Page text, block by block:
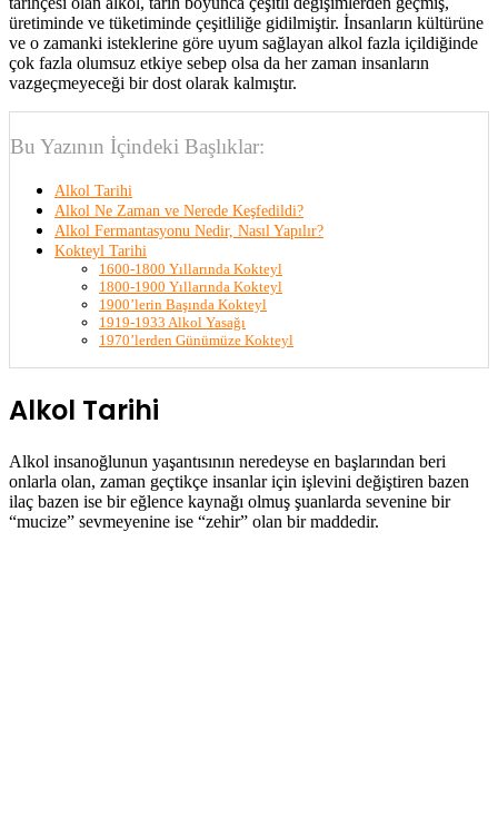
üretiminde ve tüketiminde çeşitliliğe gidilmiştir. İnsanların kültürüne
ve o zamanki isteklerine göre uyum sağlayan alkol fazla içildiğinde
çok fazla olumsuz etkiye sebep olsa da her zaman insanların
vazgeçmeyeceği bir dost olarak kalmıştır.
Bu Yazının İçindeki Başlıklar:
Alkol Tarihi
Alkol Ne Zaman ve Nerede Keşfedildi?
Alkol Fermantasyonu Nedir, Nasıl Yapılır?
Kokteyl Tarihi
1600-1800 Yıllarında Kokteyl
1800-1900 Yıllarında Kokteyl
1900’lerin Başında Kokteyl
1919-1933 Alkol Yasağı
1970’lerden Günümüze Kokteyl
Alkol Tarihi
Alkol insanoğlunun yaşantısının neredeyse en başlarından beri
onlarla olan, zaman geçtikçe insanlar için işlevini değiştiren bazen
ilaç bazen ise bir eğlence kaynağı olmuş şuanlarda sevenine bir
“mucize” sevmeyenine ise “zehir” olan bir maddedir.